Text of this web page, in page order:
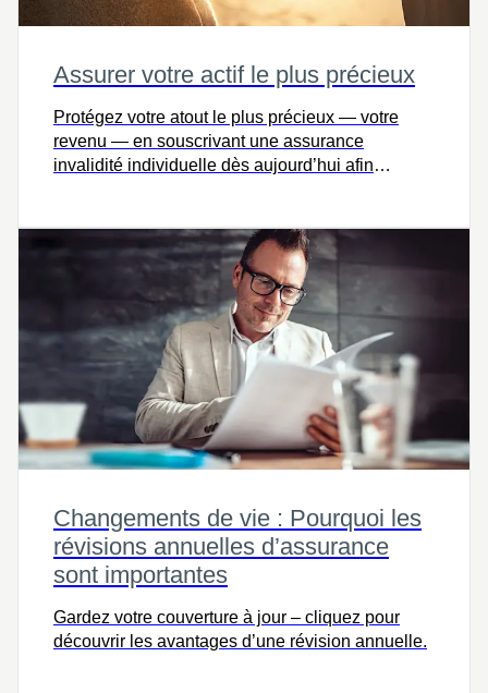
Assurer votre actif le plus précieux
Protégez votre atout le plus précieux — votre
revenu — en souscrivant une assurance
invalidité individuelle dès aujourd’hui afin
Changements de vie : Pourquoi les
révisions annuelles d’assurance
sont importantes
Gardez votre couverture à jour – cliquez pour
découvrir les avantages d’une révision annuelle.